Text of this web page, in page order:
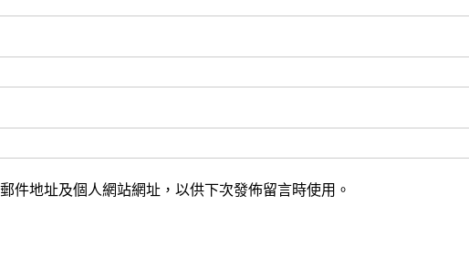
件地址及個人網站網址，以供下次發佈留言時使用。